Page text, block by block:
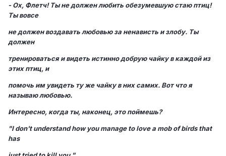
- Ох, Флетч! Ты не должен любить обезумевшую стаю птиц!
Ты вовсе
не должен воздавать любовью за ненависть и злобу. Ты
должен
тренироваться и видеть истинно добрую чайку в каждой из
этих птиц, и
помочь им увидеть ту же чайку в них самих. Вот что я
называю любовью.
Интересно, когда ты, наконец, это поймешь?
"I don't understand how you manage to love a mob of birds that
has